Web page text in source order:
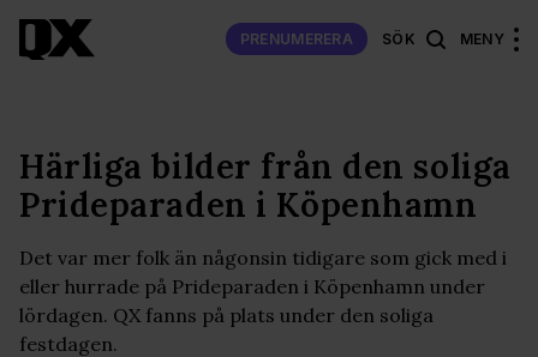
PRENUMERERA SÖK MENY
Härliga bilder från den soliga
Prideparaden i Köpenhamn
Det var mer folk än någonsin tidigare som gick med i
eller hurrade på Prideparaden i Köpenhamn under
lördagen. QX fanns på plats under den soliga
festdagen.